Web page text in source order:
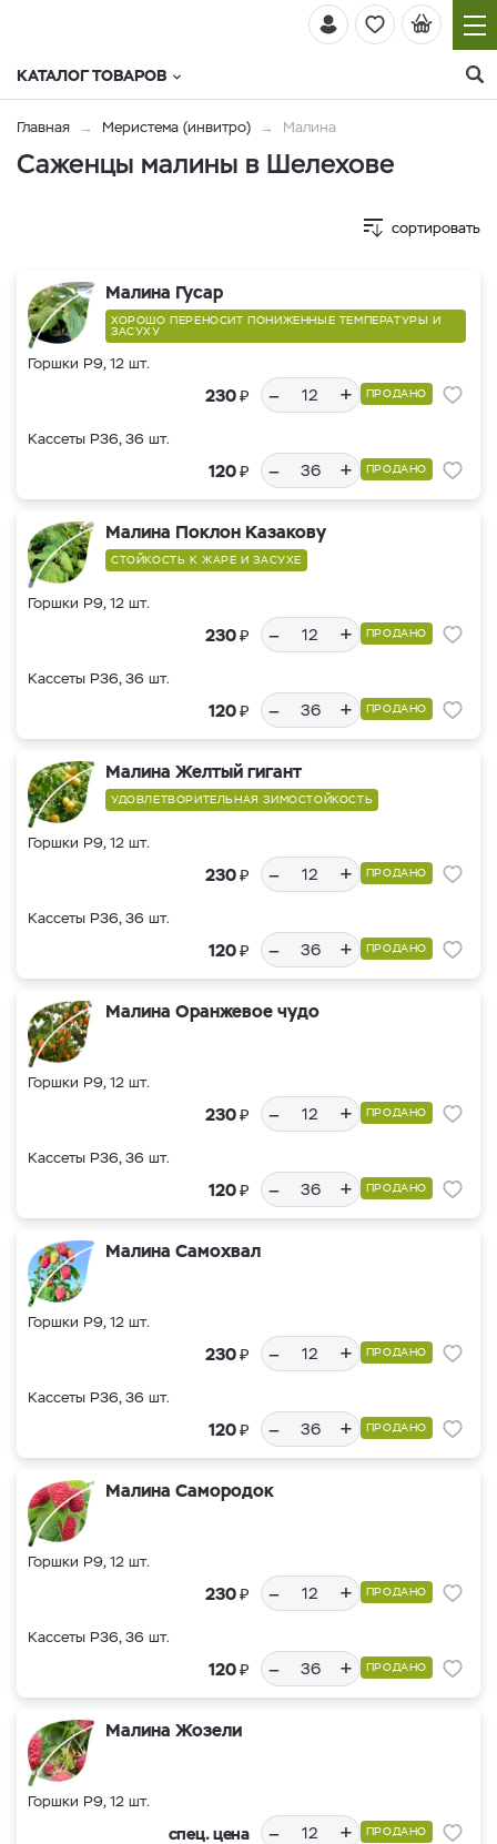
КАТАЛОГ ТОВАРОВ
Главная Меристема (инвитро) Малина
Саженцы малины в Шелехове
сортировать
Малина Гусар
ХОРОШО ПЕРЕНОСИТ ПОНИЖЕННЫЕ ТЕМПЕРАТУРЫ И
ЗАСУХУ
Горшки Р9, 12 шт.
230₽ – + ПРОДАНО
Кассеты Р36, 36 шт.
120₽ – + ПРОДАНО
Малина Поклон Казакову
СТОЙКОСТЬ К ЖАРЕ И ЗАСУХЕ
Горшки Р9, 12 шт.
230₽ – + ПРОДАНО
Кассеты Р36, 36 шт.
120₽ – + ПРОДАНО
Малина Желтый гигант
УДОВЛЕТВОРИТЕЛЬНАЯ ЗИМОСТОЙКОСТЬ
Горшки Р9, 12 шт.
230₽ – + ПРОДАНО
Кассеты Р36, 36 шт.
120₽ – + ПРОДАНО
Малина Оранжевое чудо
Горшки Р9, 12 шт.
230₽ – + ПРОДАНО
Кассеты Р36, 36 шт.
120₽ – + ПРОДАНО
Малина Самохвал
Горшки Р9, 12 шт.
230₽ – + ПРОДАНО
Кассеты Р36, 36 шт.
120₽ – + ПРОДАНО
Малина Самородок
Горшки Р9, 12 шт.
230₽ – + ПРОДАНО
Кассеты Р36, 36 шт.
120₽ – + ПРОДАНО
Малина Жозели
Горшки Р9, 12 шт.
спец. цена – + ПРОДАНО